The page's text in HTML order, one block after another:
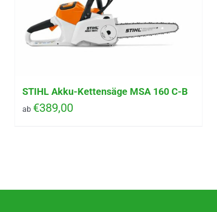
STIHL Akku-Kettensäge MSA 160 C-B
ab €389,00